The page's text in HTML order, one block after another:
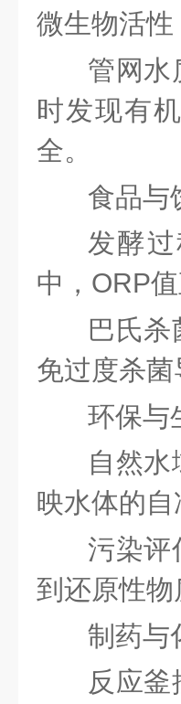
微生物活性
管网水
时发现有
全。
食品与
发酵
中， ORP
巴氏杀
免过度杀
环保与
自然
映水体的
污染评
到还原性物
制药与
反应